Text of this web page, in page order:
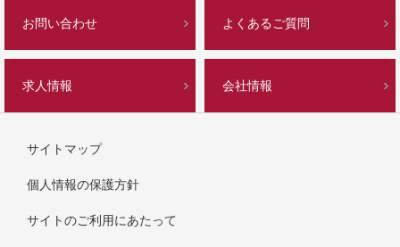
お問い合わせ よくあるご質問
求人情報 会社情報
サイトマップ
個人情報の保護方針
サイトのご利用にあたって